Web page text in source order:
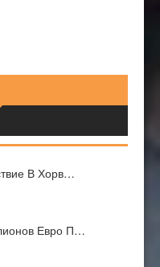
В Хорв…
Евро П…